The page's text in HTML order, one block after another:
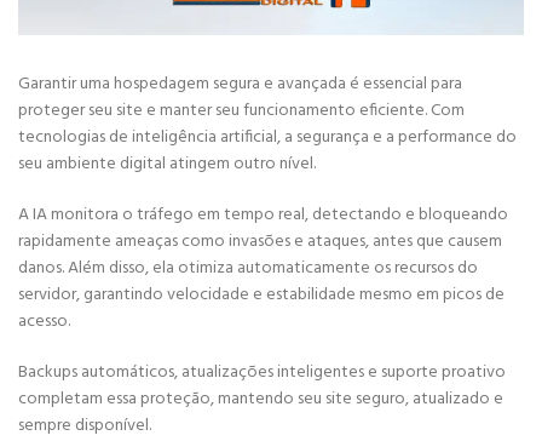
Garantir uma hospedagem segura e avançada é essencial para
proteger seu site e manter seu funcionamento eficiente. Com
tecnologias de inteligência artificial, a segurança e a performance do
seu ambiente digital atingem outro nível.
A IA monitora o tráfego em tempo real, detectando e bloqueando
rapidamente ameaças como invasões e ataques, antes que causem
danos. Além disso, ela otimiza automaticamente os recursos do
servidor, garantindo velocidade e estabilidade mesmo em picos de
acesso.
Backups automáticos, atualizações inteligentes e suporte proativo
completam essa proteção, mantendo seu site seguro, atualizado e
sempre disponível.